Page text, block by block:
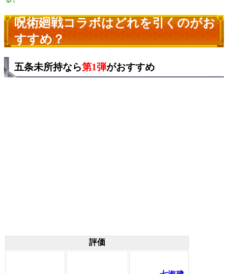
呪術廻戦コラボはどれを引くのがお
すすめ？
五条未所持なら第1弾がおすすめ
評価